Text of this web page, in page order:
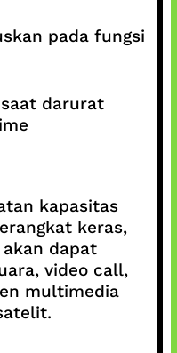
pada fungsi
darurat
kapasitas
keras,
akan dapat
video call,
multimedia